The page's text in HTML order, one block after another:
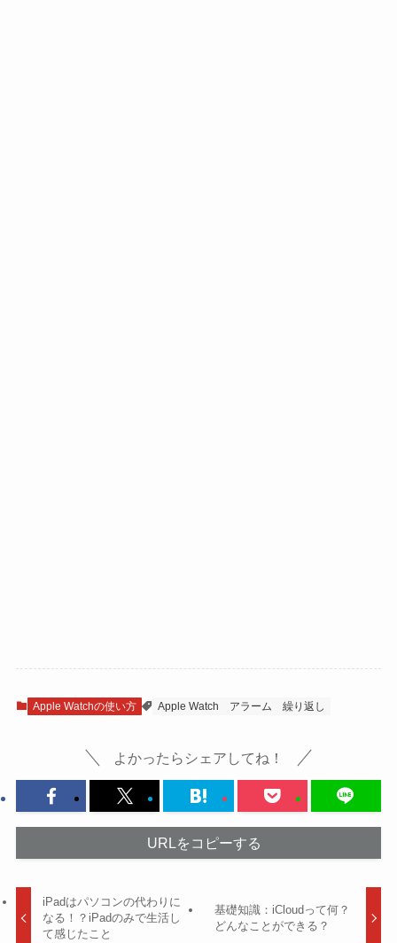
Apple Watchの使い方 Apple Watch アラーム 繰り返し
よかったらシェアしてね！
URLをコピーする
iPadはパソコンの代わりに
なる！？iPadのみで生活し
て感じたこと
基礎知識：iCloudって何？
どんなことができる？